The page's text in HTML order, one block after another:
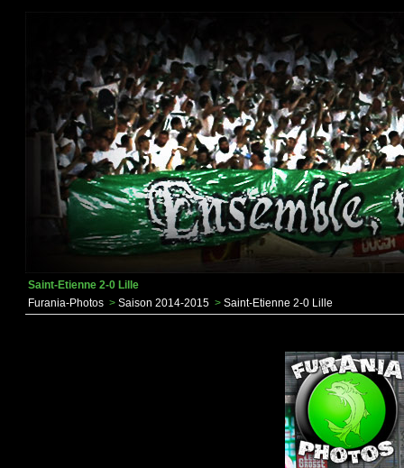
Saint-Etienne 2-0 Lille
Furania-Photos > Saison 2014-2015 > Saint-Etienne 2-0 Lille